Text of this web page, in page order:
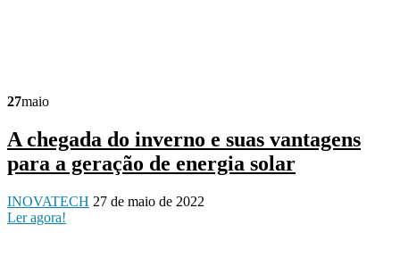
27maio
A chegada do inverno e suas vantagens
para a geração de energia solar
INOVATECH 27 de maio de 2022
Ler agora!